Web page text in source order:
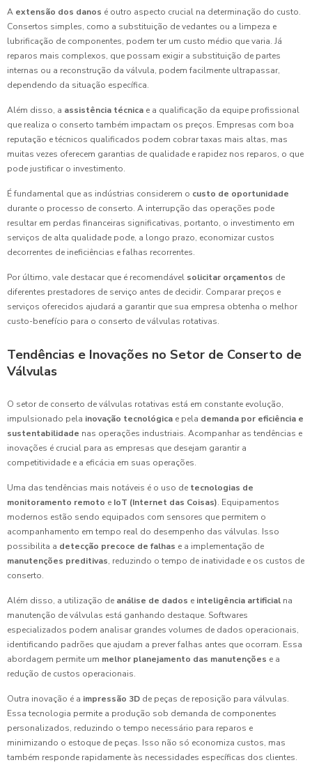
A extensão dos danos é outro aspecto crucial na determinação do custo.
Consertos simples, como a substituição de vedantes ou a limpeza e
lubrificação de componentes, podem ter um custo médio que varia. Já
reparos mais complexos, que possam exigir a substituição de partes
internas ou a reconstrução da válvula, podem facilmente ultrapassar,
dependendo da situação específica.
Além disso, a assistência técnica e a qualificação da equipe profissional
que realiza o conserto também impactam os preços. Empresas com boa
reputação e técnicos qualificados podem cobrar taxas mais altas, mas
muitas vezes oferecem garantias de qualidade e rapidez nos reparos, o que
pode justificar o investimento.
É fundamental que as indústrias considerem o custo de oportunidade
durante o processo de conserto. A interrupção das operações pode
resultar em perdas financeiras significativas, portanto, o investimento em
serviços de alta qualidade pode, a longo prazo, economizar custos
decorrentes de ineficiências e falhas recorrentes.
Por último, vale destacar que é recomendável solicitar orçamentos de
diferentes prestadores de serviço antes de decidir. Comparar preços e
serviços oferecidos ajudará a garantir que sua empresa obtenha o melhor
custo-benefício para o conserto de válvulas rotativas.
Tendências e Inovações no Setor de Conserto de
Válvulas
O setor de conserto de válvulas rotativas está em constante evolução,
impulsionado pela inovação tecnológica e pela demanda por eficiência e
sustentabilidade nas operações industriais. Acompanhar as tendências e
inovações é crucial para as empresas que desejam garantir a
competitividade e a eficácia em suas operações.
Uma das tendências mais notáveis é o uso de tecnologias de
monitoramento remoto e IoT (Internet das Coisas). Equipamentos
modernos estão sendo equipados com sensores que permitem o
acompanhamento em tempo real do desempenho das válvulas. Isso
possibilita a detecção precoce de falhas e a implementação de
manutenções preditivas, reduzindo o tempo de inatividade e os custos de
conserto.
Além disso, a utilização de análise de dados e inteligência artificial na
manutenção de válvulas está ganhando destaque. Softwares
especializados podem analisar grandes volumes de dados operacionais,
identificando padrões que ajudam a prever falhas antes que ocorram. Essa
abordagem permite um melhor planejamento das manutenções e a
redução de custos operacionais.
Outra inovação é a impressão 3D de peças de reposição para válvulas.
Essa tecnologia permite a produção sob demanda de componentes
personalizados, reduzindo o tempo necessário para reparos e
minimizando o estoque de peças. Isso não só economiza custos, mas
também responde rapidamente às necessidades específicas dos clientes.